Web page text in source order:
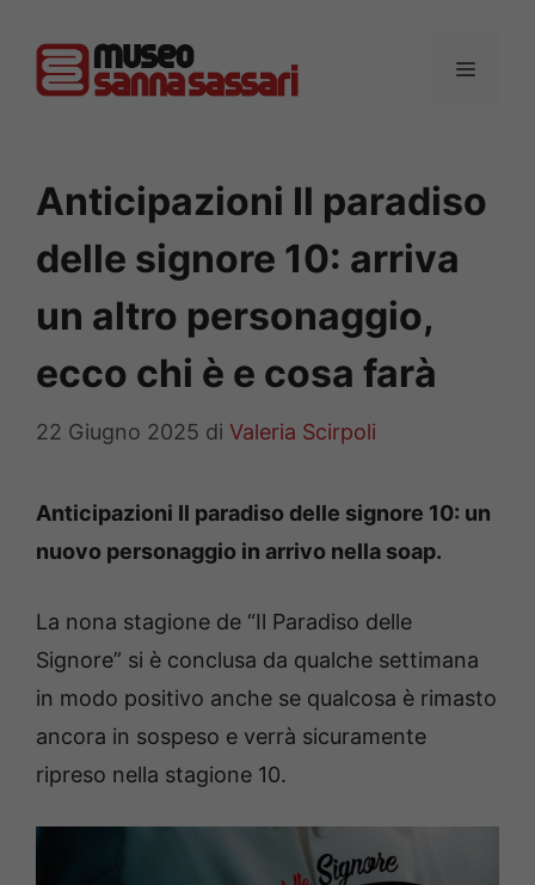
contenuto
MENU
Anticipazioni Il paradiso
delle signore 10: arriva
un altro personaggio,
ecco chi è e cosa farà
22 Giugno 2025 di Valeria Scirpoli
Anticipazioni Il paradiso delle signore 10: un
nuovo personaggio in arrivo nella soap.
La nona stagione de “Il Paradiso delle
Signore” si è conclusa da qualche settimana
in modo positivo anche se qualcosa è rimasto
ancora in sospeso e verrà sicuramente
ripreso nella stagione 10.